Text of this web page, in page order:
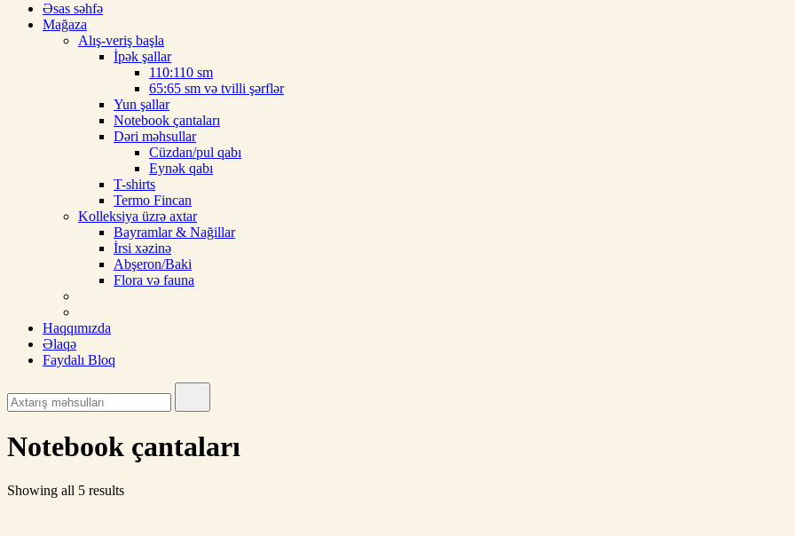
Əsas səhfə
Mağaza
Alış-veriş başla
İpək şallar
110:110 sm
65:65 sm və tvilli şərflər
Yun şallar
Notebook çantaları
Dəri məhsullar
Cüzdan/pul qabı
Eynək qabı
T-shirts
Termo Fincan
Kolleksiya üzrə axtar
Bayramlar & Nağillar
İrsi xəzinə
Abşeron/Baki
Flora və fauna
Haqqımızda
Əlaqə
Faydalı Bloq
for:
Notebook çantaları
Showing all 5 results